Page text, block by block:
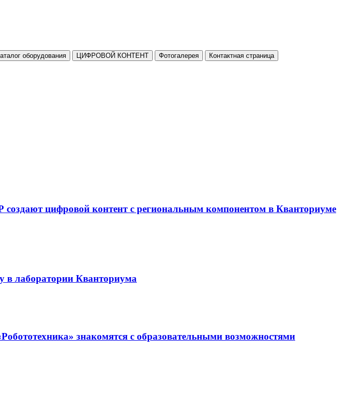
оборудования ЦИФРОВОЙ КОНТЕНТ Фотогалерея Контактная страница
цифровой контент с региональным компонентом в Кванториуме
лаборатории Кванториума
знакомятся с образовательными возможностями